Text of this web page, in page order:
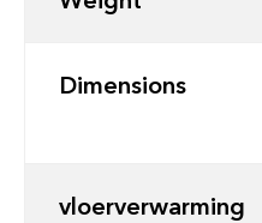
Dimensions
vloerverwarming